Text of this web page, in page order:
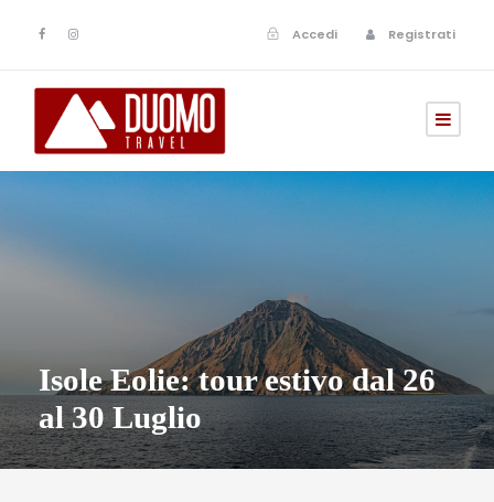
Accedi Registrati
Isole Eolie: tour estivo dal 26
al 30 Luglio